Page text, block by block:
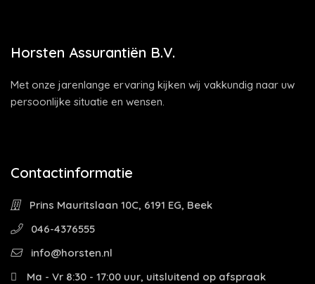
Horsten Assurantiën B.V.
Met onze jarenlange ervaring kijken wij vakkundig naar uw
persoonlijke situatie en wensen.
Contactinformatie
Prins Mauritslaan 10C, 6191 EG, Beek
046-4376555
info@horsten.nl
Ma - Vr 8:30 - 17:00 uur, uitsluitend op afspraak